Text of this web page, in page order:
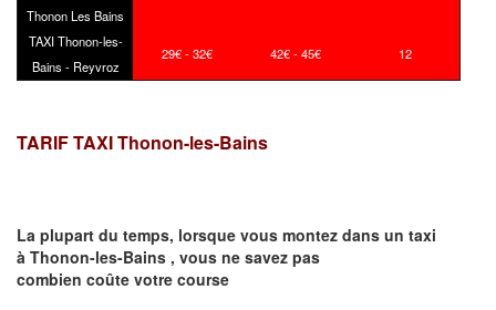
Thonon Les Bains
TAXI Thonon-les-
Bains - Reyvroz
29€ - 32€ 42€ - 45€ 12
TARIF TAXI Thonon-les-Bains
La plupart du temps, lorsque vous montez dans un taxi
à Thonon-les-Bains , vous ne savez pas
combien coûte votre course